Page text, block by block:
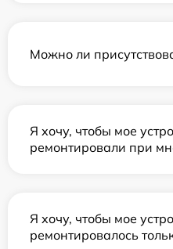
Можно ли
Я хочу, чтобы мое
ремонтировали при
Я хочу, чтобы мое
ремонтировалось